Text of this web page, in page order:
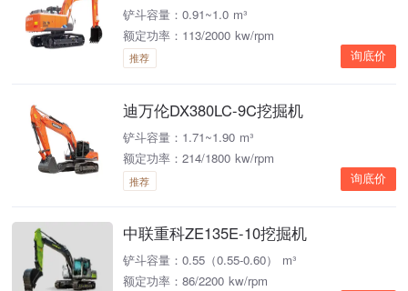
铲斗容量：0.91~1.0 m³
额定功率：113/2000 kw/rpm
推荐 询底价
迪万伦DX380LC-9C挖掘机
铲斗容量：1.71~1.90 m³
额定功率：214/1800 kw/rpm
推荐 询底价
中联重科ZE135E-10挖掘机
铲斗容量：0.55（0.55-0.60） m³
额定功率：86/2200 kw/rpm